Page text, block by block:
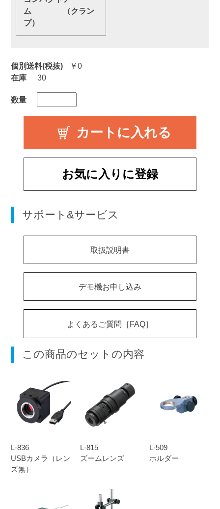
個別送料(税抜) ￥0
ム （クラン
プ）
在庫 30
数量
お気に入りに登録
サポート&サービス
取扱説明書
デモ機お申し込み
よくあるご質問［FAQ］
この商品のセットの内容
L-836
USBカメラ（レン
ズ無）
L-815
ズームレンズ
L-509
ホルダー